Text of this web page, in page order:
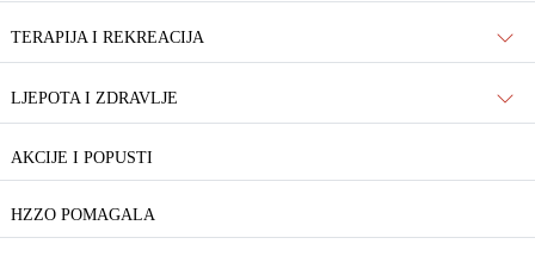
TERAPIJA I REKREACIJA
LJEPOTA I ZDRAVLJE
AKCIJE I POPUSTI
HZZO POMAGALA